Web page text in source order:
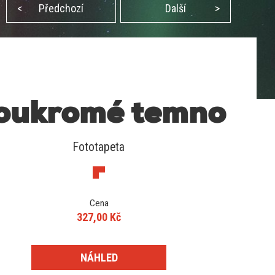
< Předchozí Další >
temno
Fototapeta
Cena
327,00 Kč
NÁHLED